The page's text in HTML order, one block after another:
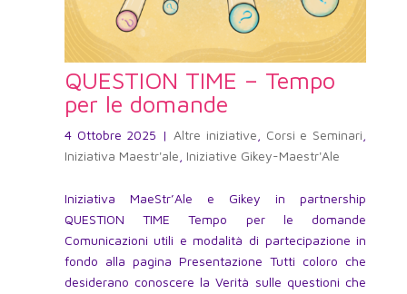
QUESTION TIME – Tempo
per le domande
4 Ottobre 2025 | Altre iniziative Corsi e Seminari
Iniziativa Maestr'ale Iniziative Gikey-Maestr'Ale
Iniziativa MaeStr’Ale e Gikey in partnership
QUESTION TIME Tempo per le domande
Comunicazioni utili e modalità di partecipazione in
fondo alla pagina Presentazione Tutti coloro che
desiderano conoscere la Verità sulle questioni che